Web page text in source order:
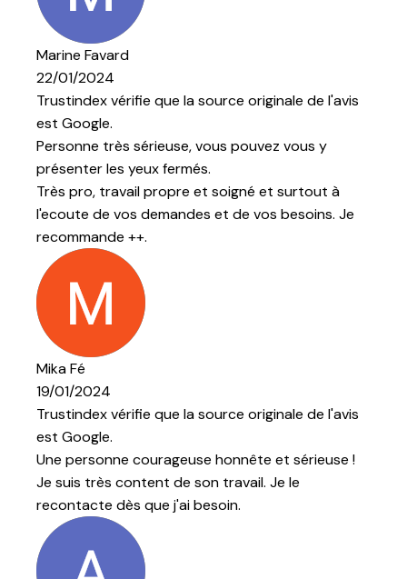
de l'avis
vous y
surtout à
besoins. Je
de l'avis
et sérieuse !